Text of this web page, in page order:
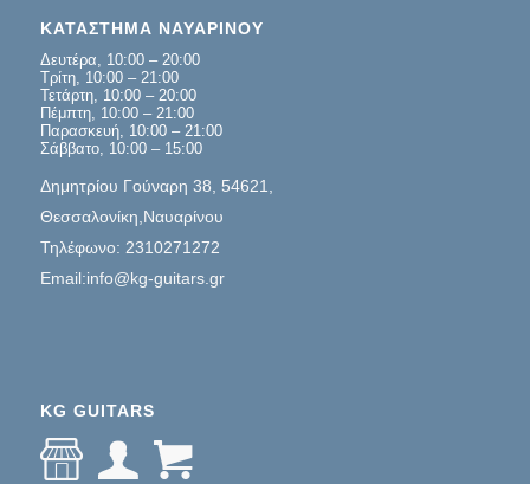
ΚΑΤΑΣΤΗΜΑ ΝΑΥΑΡΙΝΟΥ
Δευτέρα, 10:00 – 20:00
Τρίτη, 10:00 – 21:00
Τετάρτη, 10:00 – 20:00
Πέμπτη, 10:00 – 21:00
Παρασκευή, 10:00 – 21:00
Σάββατο, 10:00 – 15:00
Δημητρίου Γούναρη 38, 54621,
Θεσσαλονίκη,Ναυαρίνου
Τηλέφωνο: 2310271272
Email:info@kg-guitars.gr
KG GUITARS